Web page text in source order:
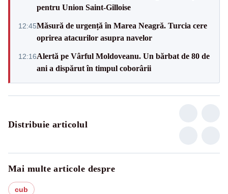
pentru Union Saint-Gilloise
12:45Măsură de urgență în Marea Neagră. Turcia cere
oprirea atacurilor asupra navelor
12:16Alertă pe Vârful Moldoveanu. Un bărbat de 80 de
ani a dispărut în timpul coborârii
Distribuie articolul
Mai multe articole despre
cub